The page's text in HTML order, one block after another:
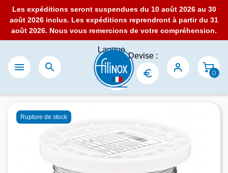
Les expéditions seront suspendues du 10 août 2026 au 30
août 2026 inclus. Les expéditions reprendront à partir du 31
août 2026. Nous vous remercions de votre compréhension.
 
Langue
:
Devise :
0
Rupture de stock